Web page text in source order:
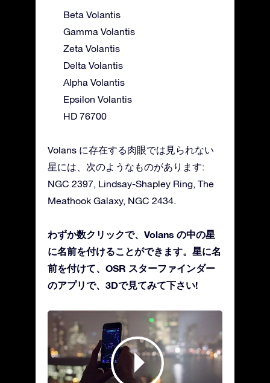
Beta Volantis
Gamma Volantis
Zeta Volantis
Delta Volantis
Alpha Volantis
Epsilon Volantis
HD 76700
Volans に存在する肉眼では見られない
星には、次のようなものがあります:
NGC 2397, Lindsay-Shapley Ring, The
Meathook Galaxy, NGC 2434.
わずか数クリックで、Volans の中の星
に名前を付けることができます。星に名
前を付けて、OSR スターファインダー
のアプリで、3Dで見てみて下さい!